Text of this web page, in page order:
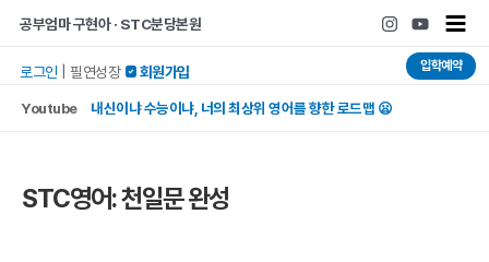
건너뛰기
공부엄마 구현아 · STC분당본원
Main
로그인 필연성장  회원가입 입학예약
Youtube 내신이냐 수능이냐, 너의 최상위 영어를 향한 로드맵 😦
STC영어: 천일문 완성